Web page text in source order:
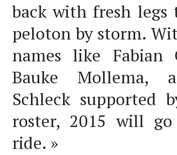
back with fresh legs
peloton by storm.
names like Fabian
Bauke Mollema,
Schleck supported
roster, 2015 will go
ride. »